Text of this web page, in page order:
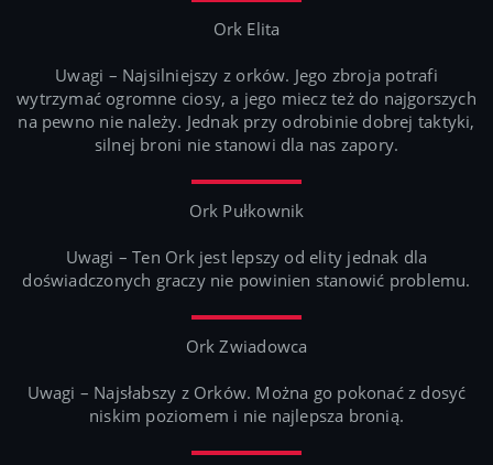
Ork Elita
Uwagi – Najsilniejszy z orków. Jego zbroja potrafi
wytrzymać ogromne ciosy, a jego miecz też do najgorszych
na pewno nie należy. Jednak przy odrobinie dobrej taktyki,
silnej broni nie stanowi dla nas zapory.
Ork Pułkownik
Uwagi – Ten Ork jest lepszy od elity jednak dla
doświadczonych graczy nie powinien stanowić problemu.
Ork Zwiadowca
Uwagi – Najsłabszy z Orków. Można go pokonać z dosyć
niskim poziomem i nie najlepsza bronią.